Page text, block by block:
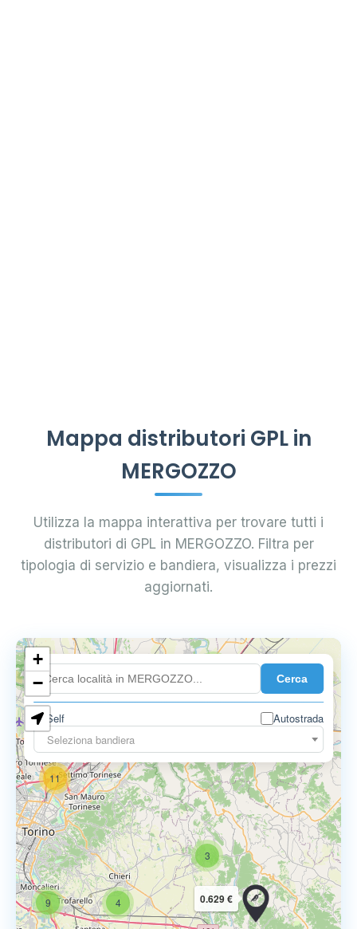
Mappa distributori GPL in
MERGOZZO
Utilizza la mappa interattiva per trovare tutti i
distributori di GPL in MERGOZZO. Filtra per
tipologia di servizio e bandiera, visualizza i prezzi
aggiornati.
Cerca
Self
Autostrada
Seleziona bandiera
8
9
11
4
3
0.629 €
+
−